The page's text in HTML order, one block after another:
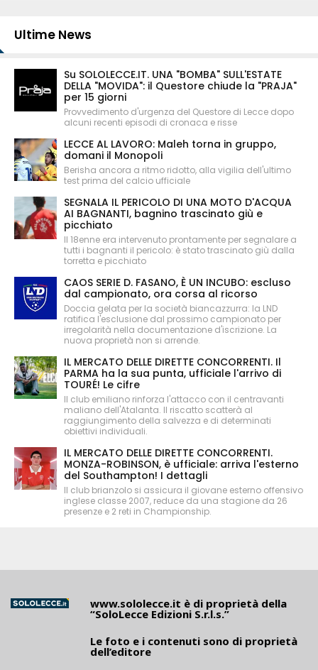
Ultime News
Su SOLOLECCE.IT. UNA "BOMBA" SULL'ESTATE
DELLA "MOVIDA": il Questore chiude la "PRAJA"
per 15 giorni
Provvedimento d'urgenza del Questore di Lecce dopo
alcuni recenti episodi di cronaca e risse
LECCE AL LAVORO: Maleh torna in gruppo,
domani il Monopoli
Berisha ancora a ritmo ridotto, alla vigilia dell'ultimo
test prima del calcio ufficiale
SEGNALA IL PERICOLO DI UNA MOTO D'ACQUA
AI BAGNANTI, bagnino trascinato giù e
picchiato
Il 18enne era intervenuto prontamente per segnalare a
tutti i bagnanti il pericolo: è stato trascinato giù dalla
torretta e picchiato
CAOS SERIE D. FASANO, È UN INCUBO: escluso
dal campionato, ora corsa al ricorso
Doccia gelata per la società biancazzurra: la LND
ratifica l'esclusione dal prossimo campionato per
irregolarità nella documentazione d'iscrizione. La
nuova proprietà non si arrende.
IL MERCATO DELLE DIRETTE CONCORRENTI. Il
PARMA ha la sua punta, ufficiale l'arrivo di
TOURÉ! Le cifre
Il club emiliano rinforza l'attacco con il centravanti
maliano dell'Atalanta. Il riscatto scatterà al
raggiungimento della salvezza e di determinati
obiettivi individuali.
IL MERCATO DELLE DIRETTE CONCORRENTI.
MONZA-ROBINSON, è ufficiale: arriva l'esterno
del Southampton! I dettagli
Il club brianzolo si assicura il giovane esterno offensivo
inglese classe 2007, reduce da una stagione da 26
presenze e 2 reti in Championship.
www.sololecce.it è di proprietà della
“SoloLecce Edizioni S.r.l.s.”
Le foto e i contenuti sono di proprietà
dell’editore